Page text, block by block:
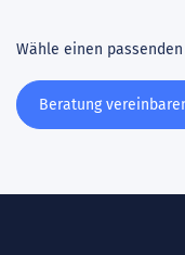
Wähle einen
Beratung